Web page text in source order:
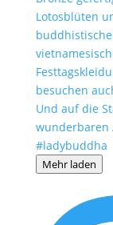
Mehr laden